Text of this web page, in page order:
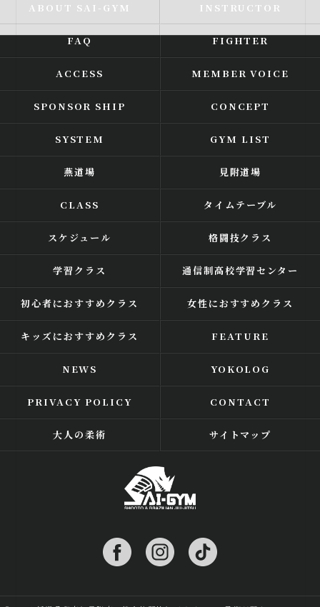
ABOUT SAI-GYM INSTRUCTOR
FAQ FIGHTER
ACCESS MEMBER VOICE
SPONSOR SHIP CONCEPT
SYSTEM GYM LIST
燕道場 見附道場
CLASS タイムテーブル
スケジュール 格闘技クラス
学習クラス 通信制高校学習センター
初心者におすすめクラス 女性におすすめクラス
キッズにおすすめクラス FEATURE
NEWS YOKOLOG
PRIVACY POLICY CONTACT
大人の柔術 サイトマップ